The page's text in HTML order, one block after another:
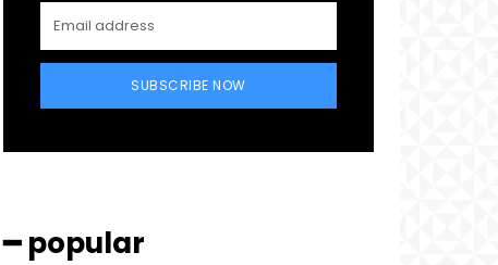
SUBSCRIBE NOW
━ popular